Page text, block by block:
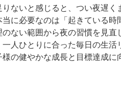
ないと感じると、つい夜遅
に必要なのは「起きている時
のない範囲から夜の習慣を見
人ひとりに合った毎日の生
の健やかな成長と目標達成に